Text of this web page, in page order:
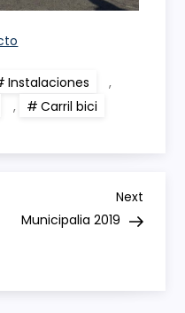
Instalaciones
,
, Carril bici
Next
Post
Next
Municipalia 2019